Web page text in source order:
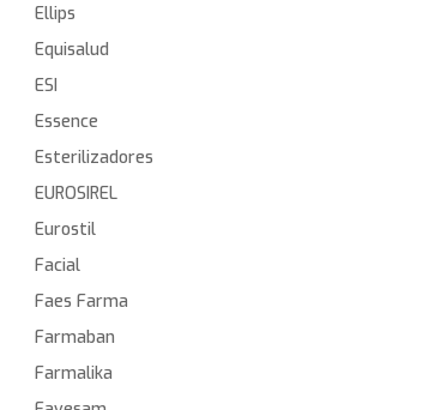
Ellips
Equisalud
ESI
Essence
Esterilizadores
EUROSIREL
Eurostil
Facial
Faes Farma
Farmaban
Farmalika